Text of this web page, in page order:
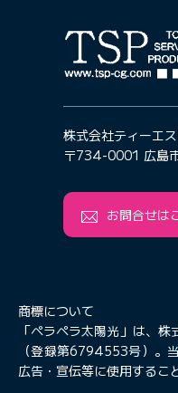
株式会社ティーエ
〒734-0001 広島
お問合せは
商標について
「ペラペラ太陽光」は、
（登録第6794553号）。
広告・宣伝等に使用するこ